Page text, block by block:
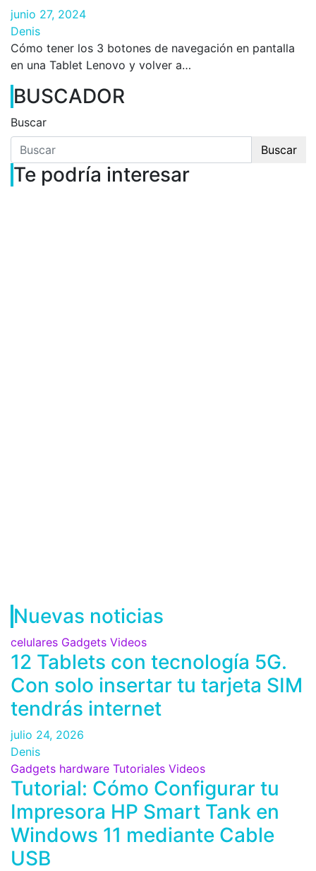
junio 27, 2024
Denis
Cómo tener los 3 botones de navegación en pantalla
en una Tablet Lenovo y volver a…
BUSCADOR
Buscar
Buscar
Te podría interesar
Nuevas noticias
celulares Gadgets Videos
12 Tablets con tecnología 5G.
Con solo insertar tu tarjeta SIM
tendrás internet
julio 24, 2026
Denis
Gadgets hardware Tutoriales Videos
Tutorial: Cómo Configurar tu
Impresora HP Smart Tank en
Windows 11 mediante Cable
USB